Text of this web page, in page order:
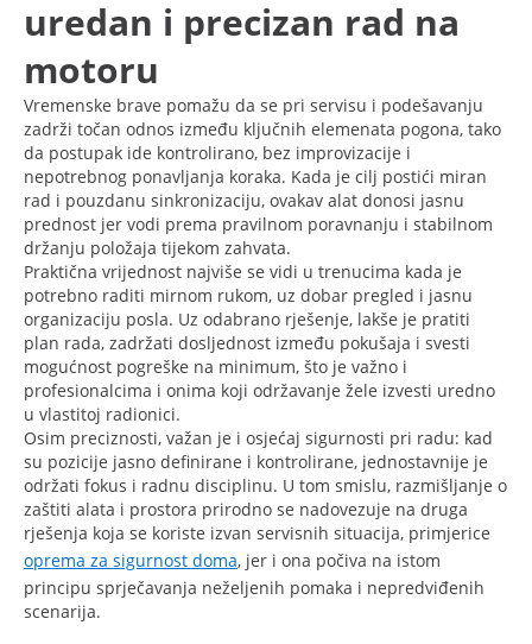
uredan i precizan rad na
motoru
Vremenske brave pomažu da se pri servisu i podešavanju
zadrži točan odnos između ključnih elemenata pogona, tako
da postupak ide kontrolirano, bez improvizacije i
nepotrebnog ponavljanja koraka. Kada je cilj postići miran
rad i pouzdanu sinkronizaciju, ovakav alat donosi jasnu
prednost jer vodi prema pravilnom poravnanju i stabilnom
držanju položaja tijekom zahvata.
Praktična vrijednost najviše se vidi u trenucima kada je
potrebno raditi mirnom rukom, uz dobar pregled i jasnu
organizaciju posla. Uz odabrano rješenje, lakše je pratiti
plan rada, zadržati dosljednost između pokušaja i svesti
mogućnost pogreške na minimum, što je važno i
profesionalcima i onima koji održavanje žele izvesti uredno
u vlastitoj radionici.
Osim preciznosti, važan je i osjećaj sigurnosti pri radu: kad
su pozicije jasno definirane i kontrolirane, jednostavnije je
održati fokus i radnu disciplinu. U tom smislu, razmišljanje o
zaštiti alata i prostora prirodno se nadovezuje na druga
rješenja koja se koriste izvan servisnih situacija, primjerice
oprema za sigurnost doma, jer i ona počiva na istom
principu sprječavanja neželjenih pomaka i nepredviđenih
scenarija.